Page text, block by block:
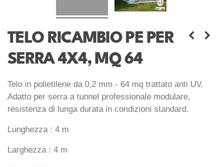
TELO RICAMBIO PE PER
SERRA 4X4, MQ 64
Telo in polietilene da 0,2 mm - 64 mq trattato anti UV.
Adatto per serra a tunnel professionale modulare,
resistenza di lunga durata in condizioni standard.
Lunghezza : 4 m
Larghezza : 4 m